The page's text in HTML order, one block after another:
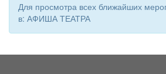
Для просмотра всех ближайших
в: АФИША ТЕАТРА